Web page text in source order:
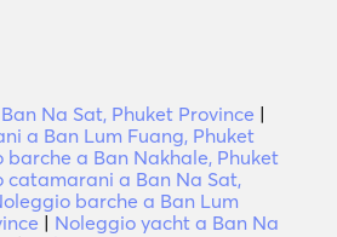
Na Sat, Phuket Province |
a Ban Lum Fuang, Phuket
barche a Ban Nakhale, Phuket
catamarani a Ban Na Sat,
barche a Ban Lum
| Noleggio yacht a Ban Na